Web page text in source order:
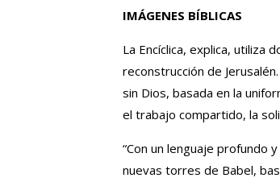
IMÁGENES BÍBLICAS
La Encíclica, explica, utiliza
reconstrucción de
sin Dios, basada en la
el trabajo compartido, la
“Con un lenguaje profundo
nuevas torres de Babel,